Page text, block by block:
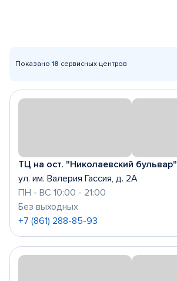
Показано 18 сервисных центров
ТЦ на ост. "Николаевский бульвар"
ул. им. Валерия Гассия, д. 2А
ПН - ВС 10:00 - 21:00
Без выходных
+7 (861) 288-85-93